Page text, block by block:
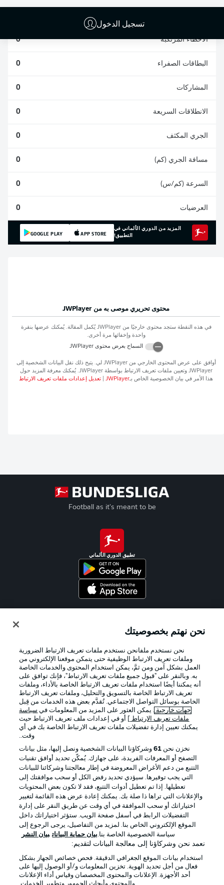
تسجيل الدخول
الأخطاء المرتكبة 0
البطاقات الصفراء 0
المشاركات 0
الانطلاقات السريعة 0
الجري المكثف 0
مسافة الجري (كم) 0
السرعة (كم/س) 0
العرضيات 0
المزيد من الدوري الألماني في
التطبيق!
APP STORE
GOOGLE PLAY
محتوى تحريري موصى به من JWPlayer
في هذه النقطة ستجد محتوى خارجيًا منJWPlayer يُكمل المقالة. يُمكنك عرضها بنقرة
واحدة وإخفائها مرة أخرى.
السماح بعرض محتوىJWPlayer
أوافق على عرض المحتوى الخارجي منJWPlayer لي. يتيح ذلك نقل البيانات الشخصية إلى
JWPlayer وتعيين ملفات تعريف الارتباط بواسطةJWPlayer. يُمكنك معرفة المزيد حول
هذا الأمر في بيان الخصوصية الخاص بـJWPlayer تعديل إعدادات ملفات تعريف الارتباط
Football as it's meant to be
تطبيق الدوري الألماني
الإعلانات الإخطارات القانونية
شروط الاستخدام الوظائف
جهة النشر تواصل معنا
اللاعبون
نحن نهتم بخصوصيتك
نحن نستخدم ملفانحن نستخدم ملفات تعريف الارتباط الضرورية
وملفات تعريف الارتباط الوظيفية حتى يتمكن موقعنا الإلكتروني من
العمل بشكل آمن ومن ثمَّ، يمكن استخدام المحتوى والخدمات الخاصة
به. وبالنقر على "قبول جميع ملفات تعريف الارتباط"، فإنك توافق على
أنه يمكننا أيضًا استخدام ملفات تعريف الارتباط الخاصة بالأداء، وملفات
تعريف الارتباط الخاصة بالتسويق والتحليل، وملفات تعريف الارتباط
الخاصة بوسائل التواصل الاجتماعي. تُقدَّم بعض هذه الخدمات من قِبل
جهات خارجية . يمكن العثور على المزيد من المعلومات في سياسة
ملفات تعريف الارتباط
] أو في إعدادات ملف تعريف الارتباط حيث
يمكنك تعيين إدارة تفضيلات ملفات تعريف الارتباط الخاصة بك في أي
وقت..
نخزن نحن 61وشركاؤنا البيانات الشخصية ونصل إليها، مثل بيانات
التصفح أو المعرفات الفريدة، على جهازك. يُمكّن تحديد أوافق تقنيات
التتبع من دعم الأغراض المعروضة في إطار معالجتنا وشركائنا للبيانات
التي يجب توفيرها. سيؤدي تحديد رفض الكل أو سحب موافقتك إلى
تعطيلها. إذا تم تعطيل أدوات التتبع، فقد لا تكون بعض المحتويات
والإعلانات التي تراها ذا صلة بك. يمكنك إعادة عرض هذه القائمة لتغيير
اختياراتك أو سحب الموافقة في أي وقت عن طريق النقر على إدارة
التفضيلات الرابط في أسفل صفحة الويب. ستؤثر اختياراتك داخل
الموقع الإلكتروني الخاص بنا. لمزيد من التفاصيل، يرجى الرجوع إلى
سياسة الخصوصية الخاصة بنا.بيان حماية البيانات بيان النشر
نعمد نحن وشركاؤنا إلى معالجة البيانات لتقديم:
استخدام بيانات الموقع الجغرافي الدقيقة. فحص خصائص الجهاز بشكل
فعال من أجل تحديد الهوية. تخزين المعلومات و/أو الوصول إليها على
أحد الأجهزة. الإعلانات والمحتوى المخصصان وقياس أداء الإعلانات